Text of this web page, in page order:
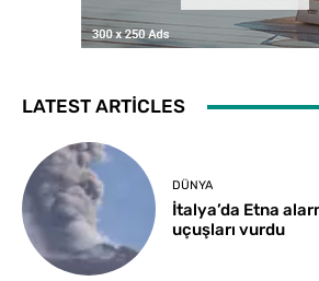
LATEST ARTICLES
DÜNYA
İtalya’da Etna
uçuşları vurdu